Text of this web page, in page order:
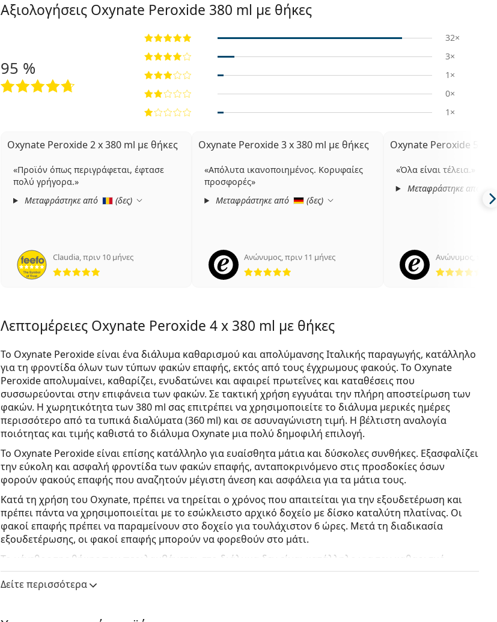
Αξιολογήσεις Oxynate Peroxide 380 ml με θήκες
95 %
32×
3×
1×
0×
1×
Oxynate Peroxide 2 x 380 ml με θήκες
Προϊόν όπως περιγράφεται, έφτασε
πολύ γρήγορα.
Μεταφράστηκε από
(δες)
Claudia,πριν 10 μήνες
5 αξιολογήσεις από 5
Oxynate Peroxide 3 x 380 ml με θήκες
Απόλυτα ικανοποιημένος. Κορυφαίες
προσφορές
Μεταφράστηκε από
(δες)
Ανώνυμος,πριν 11 μήνες
5 αξιολογήσεις από 5
Oxynate Peroxide 5 x
Όλα είναι τέλεια.
Μεταφράστηκε από
Ανώνυμος
Λεπτομέρειες Oxynate Peroxide 4 x 380 ml με θήκες
Το Oxynate Peroxide είναι ένα διάλυμα καθαρισμού και απολύμανσης Ιταλικής παραγωγής, κατάλληλο
για τη φροντίδα όλων των τύπων φακών επαφής, εκτός από τους έγχρωμους φακούς. Το Oxynate
Peroxide απολυμαίνει, καθαρίζει, ενυδατώνει και αφαιρεί πρωτεΐνες και καταθέσεις που
συσσωρεύονται στην επιφάνεια των φακών. Σε τακτική χρήση εγγυάται την πλήρη αποστείρωση των
φακών. Η χωρητικότητα των 380 ml σας επιτρέπει να χρησιμοποιείτε το διάλυμα μερικές ημέρες
περισσότερο από τα τυπικά διαλύματα (360 ml) και σε ασυναγώνιστη τιμή. Η βέλτιστη αναλογία
ποιότητας και τιμής καθιστά το διάλυμα Oxynate μια πολύ δημοφιλή επιλογή.
Το Oxynate Peroxide είναι επίσης κατάλληλο για ευαίσθητα μάτια και δύσκολες συνθήκες. Εξασφαλίζει
την εύκολη και ασφαλή φροντίδα των φακών επαφής, ανταποκρινόμενο στις προσδοκίες όσων
φορούν φακούς επαφής που αναζητούν μέγιστη άνεση και ασφάλεια για τα μάτια τους.
Κατά τη χρήση του Oxynate, πρέπει να τηρείται ο χρόνος που απαιτείται για την εξουδετέρωση και
πρέπει πάντα να χρησιμοποιείται με το εσώκλειστο αρχικό δοχείο με δίσκο καταλύτη πλατίνας. Οι
φακοί επαφής πρέπει να παραμείνουν στο δοχείο για τουλάχιστον 6 ώρες. Μετά τη διαδικασία
εξουδετέρωσης, οι φακοί επαφής μπορούν να φορεθούν στο μάτι.
Το μέγεθος της θήκης που περιλαμβάνεται στο διάλυμα δεν είναι κατάλληλο για τον καθαρισμό
σκληρικών φακών.
Βεβαιωθείτε ότι το διάλυμα είναι πάντα πλήρως εξουδετερωμένο πριν εφαρμόσετε τους φακούς
Δείτε περισσότερα